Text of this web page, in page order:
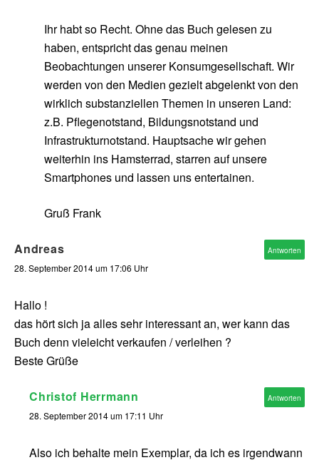
Ihr habt so Recht. Ohne das Buch gelesen zu
haben, entspricht das genau meinen
Beobachtungen unserer Konsumgesellschaft. Wir
werden von den Medien gezielt abgelenkt von den
wirklich substanziellen Themen in unseren Land:
z.B. Pflegenotstand, Bildungsnotstand und
Infrastrukturnotstand. Hauptsache wir gehen
weiterhin ins Hamsterrad, starren auf unsere
Smartphones und lassen uns entertainen.
Gruß Frank
Andreas
28. September 2014 um 17:06 Uhr
Hallo !
das hört sich ja alles sehr interessant an, wer kann das
Buch denn vieleicht verkaufen / verleihen ?
Beste Grüße
Antworten
Christof Herrmann
28. September 2014 um 17:11 Uhr
Also ich behalte mein Exemplar, da ich es irgendwann
Antworten